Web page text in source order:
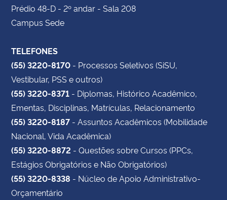
Prédio 48-D - 2º andar - Sala 208
Campus Sede
TELEFONES
(55) 3220-8170 - Processos Seletivos (SiSU,
Vestibular, PSS e outros)
(55) 3220-8371 - Diplomas, Histórico Acadêmico,
Ementas, Disciplinas, Matrículas, Relacionamento
(55) 3220-8187 - Assuntos Acadêmicos (Mobilidade
Nacional, Vida Acadêmica)
(55) 3220-8872 - Questões sobre Cursos (PPCs,
Estágios Obrigatórios e Não Obrigatórios)
(55) 3220-8338 - Núcleo de Apoio Administrativo-
Orçamentário